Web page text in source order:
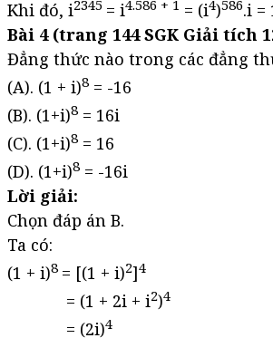
Khi đó, i2345 = i4.586 + 1 = (i4)586.i =
Bài 4 (trang 144 SGK Giải tích
Đẳng thức nào trong các đẳng
(A). (1 + i)8 = -16
(B). (1+i)8 = 16i
(C). (1+i)8 = 16
(D). (1+i)8 = -16i
Lời giải:
Chọn đáp án B.
Ta có:
(1 + i)8 = [(1 + i)2]4
= (1 + 2i + i2)4
= (2i)4